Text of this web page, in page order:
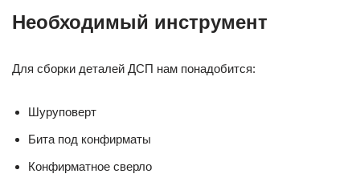
Необходимый инструмент
Для сборки деталей ДСП нам понадобится:
Шуруповерт
Бита под конфирматы
Конфирматное сверло